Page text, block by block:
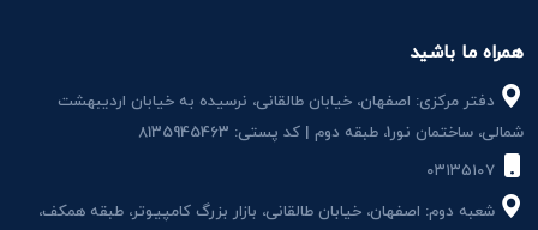
همراه ما باشید
دفتر مرکزی: اصفهان، خیابان طالقانی، نرسیده به خیابان اردیبهشت
شمالی، ساختمان نور1، طبقه دوم | کد پستی: 8135945463
شعبه دوم: اصفهان، خیابان طالقانی، بازار بزرگ کامپیوتر، طبقه همکف،